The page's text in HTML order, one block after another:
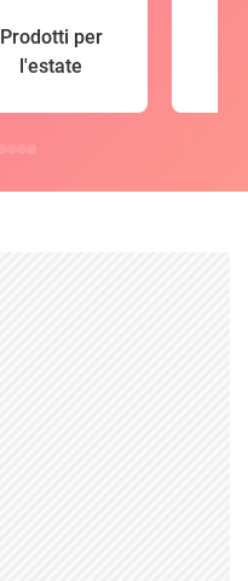
Prodotti per
l'estate